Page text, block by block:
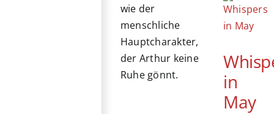
wie der
menschliche
Hauptcharakter,
der Arthur keine
Ruhe gönnt.
in
May